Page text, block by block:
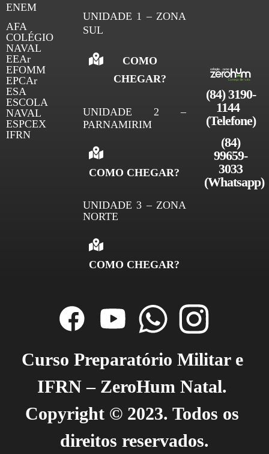
ENEM
AFA
COLÉGIO
NAVAL
EEAr
EFOMM
EPCAr
ESA
ESCOLA
NAVAL
ESPCEX
IFRN
UNIDADE 1 – ZONA
SUL
COMO
CHEGAR?
UNIDADE 2 –
PARNAMIRIM
COMO CHEGAR?
UNIDADE 3 – ZONA
NORTE
COMO CHEGAR?
(84) 3190-
1144
(Telefone)
(84)
99659-
3033
(Whatsapp)
Curso Preparatório Militar e
IFRN – ZeroHum Natal.
Copyright © 2023. Todos os
direitos reservados.